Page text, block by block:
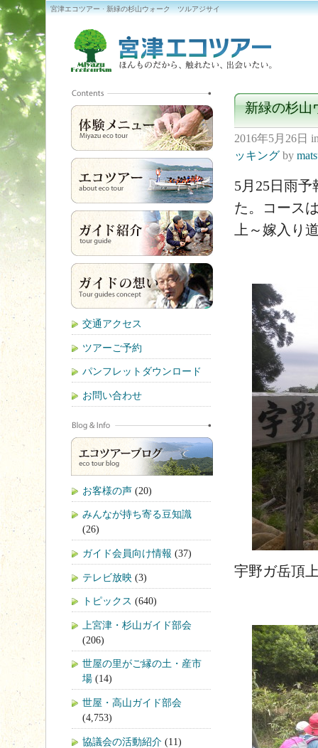
宮津エコツアー · 新緑の杉山ウォーク ツルアジサイ
新緑の杉
2016年5月26日
ッキング by
5月25日雨
た。コース
上～嫁入り
宇野ガ岳頂
交通アクセス
ツアーご予約
パンフレットダウンロード
お問い合わせ
お客様の声 (20)
みんなが持ち寄る豆知識
(26)
ガイド会員向け情報 (37)
テレビ放映 (3)
トピックス (640)
上宮津・杉山ガイド部会
(206)
世屋の里がご縁の土・産市
場 (14)
世屋・高山ガイド部会
(4,753)
協議会の活動紹介 (11)